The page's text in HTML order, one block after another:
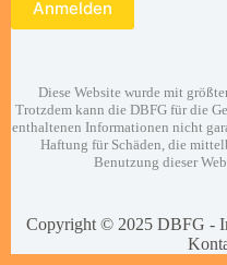
Diese Website wurde mit
Trotzdem kann die DBFG für die
enthaltenen Informationen nicht
Haftung für Schäden, die
Benutzung dieser
Copyright © 2025 DBFG -